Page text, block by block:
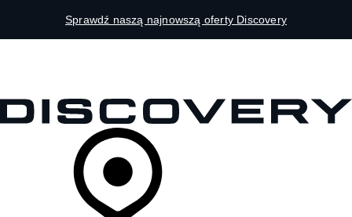
Sprawdź naszą najnowszą oferty Discovery